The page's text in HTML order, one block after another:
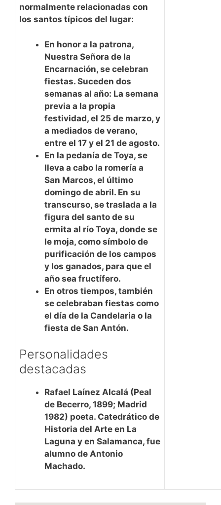
normalmente relacionadas con
los santos típicos del lugar:
En honor a la patrona,
Nuestra Señora de la
Encarnación, se celebran
fiestas. Suceden dos
semanas al año: La semana
previa a la propia
festividad, el 25 de marzo, y
a mediados de verano,
entre el 17 y el 21 de agosto.
En la pedanía de Toya, se
lleva a cabo la romería a
San Marcos, el último
domingo de abril. En su
transcurso, se traslada a la
figura del santo de su
ermita al río Toya, donde se
le moja, como símbolo de
purificación de los campos
y los ganados, para que el
año sea fructífero.
En otros tiempos, también
se celebraban fiestas como
el día de la Candelaria o la
fiesta de San Antón.
Personalidades
destacadas
Rafael Laínez Alcalá (Peal
de Becerro, 1899; Madrid
1982) poeta. Catedrático de
Historia del Arte en La
Laguna y en Salamanca, fue
alumno de Antonio
Machado.